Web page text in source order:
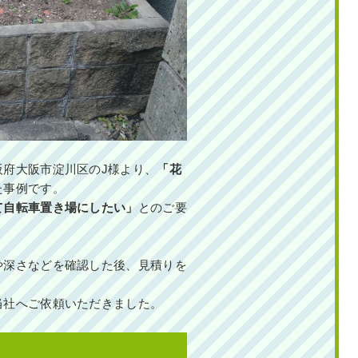
大阪市淀川区のJ様より、
「花
例です。
転車置き場にしたい」
とのご要
さなどを確認した後、見積りを
へご依頼いただきました。